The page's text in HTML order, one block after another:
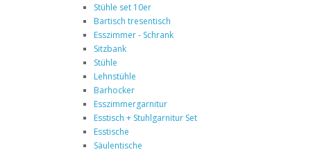
Stühle set 10er
Bartisch tresentisch
Esszimmer - Schrank
Sitzbank
Stühle
Lehnstühle
Barhocker
Esszimmergarnitur
Esstisch + Stuhlgarnitur Set
Esstische
Säulentische